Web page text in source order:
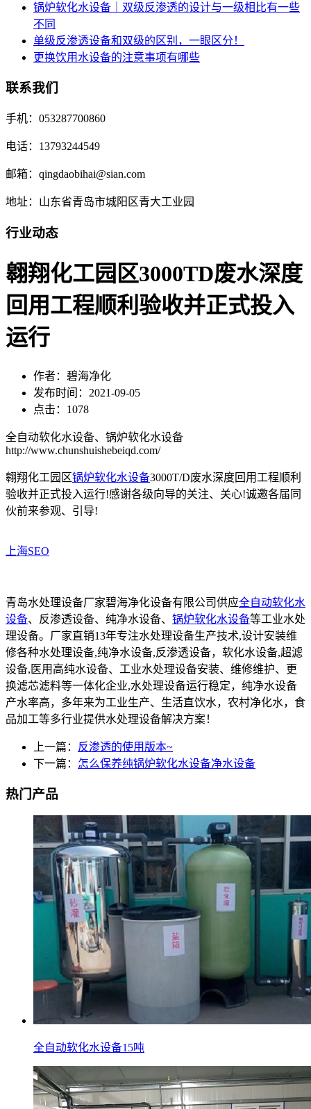
锅炉软化水设备｜双级反渗透的设计与一级相比有一些
不同
单级反渗透设备和双级的区别，一眼区分！
更换饮用水设备的注意事项有哪些
联系我们
手机：053287700860
电话：13793244549
邮箱：qingdaobihai@sian.com
地址：山东省青岛市城阳区青大工业园
行业动态
翱翔化工园区3000TD废水深度
回用工程顺利验收并正式投入
运行
作者：碧海净化
发布时间：2021-09-05
点击：1078
全自动软化水设备、锅炉软化水设备
http://www.chunshuishebeiqd.com/
翱翔化工园区锅炉软化水设备3000T/D废水深度回用工程顺利
验收并正式投入运行!感谢各级向导的关注、关心!诚邀各届同
伙前来参观、引导!
上海SEO
青岛水处理设备厂家碧海净化设备有限公司供应全自动软化水
设备、反渗透设备、纯净水设备、 锅炉软化水设备等工业水处
理设备。厂家直销13年专注水处理设备生产技术,设计安装维
修各种水处理设备,纯净水设备,反渗透设备，软化水设备,超滤
设备,医用高纯水设备、工业水处理设备安装、维修维护、更
换滤芯滤料等一体化企业,水处理设备运行稳定，纯净水设备
产水率高，多年来为工业生产、生活直饮水，农村净化水，食
品加工等多行业提供水处理设备解决方案！
上一篇：
反渗透的使用版本~
下一篇： 怎么保养纯锅炉软化水设备净水设备
热门产品
全自动软化水设备15吨